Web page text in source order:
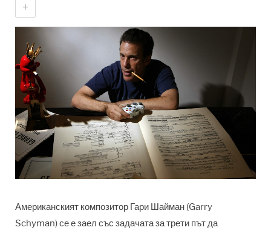
+
Американският композитор Гари Шайман (Garry
Schyman) се е заел със задачата за трети път да